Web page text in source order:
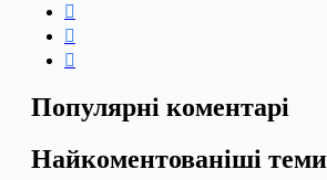
Популярні коментарі
Найкоментованіші теми